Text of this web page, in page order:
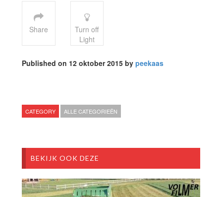
Share
Turn off
Light
Published on 12 oktober 2015 by peekaas
CATEGORY ALLE CATEGORIEËN
BEKIJK OOK DEZE